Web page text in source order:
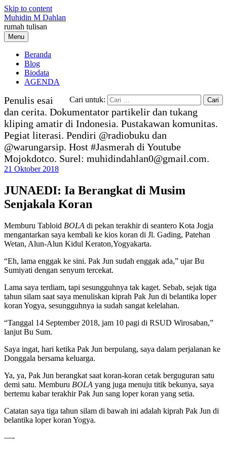
Skip to content
Muhidin M Dahlan
rumah tulisan
Menu
Beranda
Blog
Biodata
AGENDA
Cari untuk:
Penulis esai
dan cerita. Dokumentator partikelir dan tukang
kliping amatir di Indonesia. Pustakawan komunitas.
Pegiat literasi. Pendiri @radiobuku dan
@warungarsip. Host #Jasmerah di Youtube
Mojokdotco. Surel: muhidindahlan0@gmail.com.
21 Oktober 2018
JUNAEDI: Ia Berangkat di Musim
Senjakala Koran
Memburu Tabloid BOLA di pekan terakhir di seantero Kota Jogja
mengantarkan saya kembali ke kios koran di Jl. Gading, Patehan
Wetan, Alun-Alun Kidul Keraton,Yogyakarta.
“Eh, lama enggak ke sini. Pak Jun sudah enggak ada,” ujar Bu
Sumiyati dengan senyum tercekat.
Lama saya terdiam, tapi sesungguhnya tak kaget. Sebab, sejak tiga
tahun silam saat saya menuliskan kiprah Pak Jun di belantika loper
koran Yogya, sesungguhnya ia sudah sangat kelelahan.
“Tanggal 14 September 2018, jam 10 pagi di RSUD Wirosaban,”
lanjut Bu Sum.
Saya ingat, hari ketika Pak Jun berpulang, saya dalam perjalanan ke
Donggala bersama keluarga.
Ya, ya, Pak Jun berangkat saat koran-koran cetak berguguran satu
demi satu. Memburu BOLA yang juga menuju titik bekunya, saya
bertemu kabar terakhir Pak Jun sang loper koran yang setia.
Catatan saya tiga tahun silam di bawah ini adalah kiprah Pak Jun di
belantika loper koran Yogya.
—-